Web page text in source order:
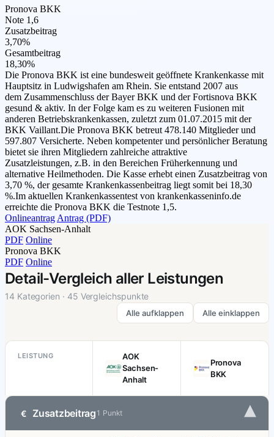
Pronova BKK
Note 1,6
Zusatzbeitrag
3,70%
Gesamtbeitrag
18,30%
Die Pronova BKK ist eine bundesweit geöffnete Krankenkasse mit
Hauptsitz in Ludwigshafen am Rhein. Sie entstand 2007 aus
dem Zusammenschluss der Bayer BKK und der Fortisnova BKK
gesund & aktiv. In der Folge kam es zu weiteren Fusionen mit
anderen Betriebskrankenkassen, zuletzt zum 01.07.2015 mit der
BKK Vaillant.Die Pronova BKK betreut 478.140 Mitglieder und
597.807 Versicherte. Neben kompetenter und persönlicher Beratung
bietet sie ihren Mitgliedern zahlreiche attraktive
Zusatzleistungen, z.B. in den Bereichen Früherkennung und
alternative Heilmethoden. Die Kasse erhebt einen Zusatzbeitrag von
3,70 %, der gesamte Krankenkassenbeitrag liegt somit bei 18,30
%.Im aktuellen Krankenkassentest von krankenkasseninfo.de
erreichte die Pronova BKK die Testnote 1,5.
Onlineantrag Antrag (PDF)
AOK Sachsen-Anhalt
PDF Online
Pronova BKK
PDF Online
Detail-Vergleich aller Leistungen
14 Kategorien · 45 Vergleichspunkte
Alle aufklappen Alle einklappen
LEISTUNG
AOK
Sachsen-
Anhalt
Pronova
BKK
€ Zusatzbeitrag 1 Punkt ▾